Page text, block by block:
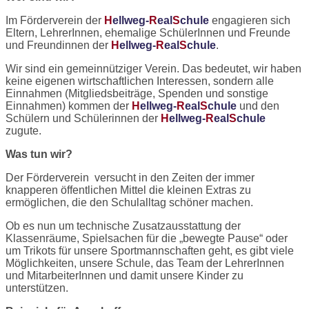
Im Förderverein der Hellweg-Real Schule engagieren sich
Eltern, LehrerInnen, ehemalige SchülerInnen und Freunde
und Freundinnen der Hellweg-Real Schule.
Wir sind ein gemeinnütziger Verein. Das bedeutet, wir haben
keine eigenen wirtschaftlichen Interessen, sondern alle
Einnahmen (Mitgliedsbeiträge, Spenden und sonstige
Einnahmen) kommen der Hellweg-Real Schule und den
Schülern und Schülerinnen der Hellweg-Real Schule
zugute.
Was tun wir?
Der Förderverein versucht in den Zeiten der immer
knapperen öffentlichen Mittel die kleinen Extras zu
ermöglichen, die den Schulalltag schöner machen.
Ob es nun um technische Zusatzausstattung der
Klassenräume, Spielsachen für die „bewegte Pause“ oder
um Trikots für unsere Sportmannschaften geht, es gibt viele
Möglichkeiten, unsere Schule, das Team der LehrerInnen
und MitarbeiterInnen und damit unsere Kinder zu
unterstützen.